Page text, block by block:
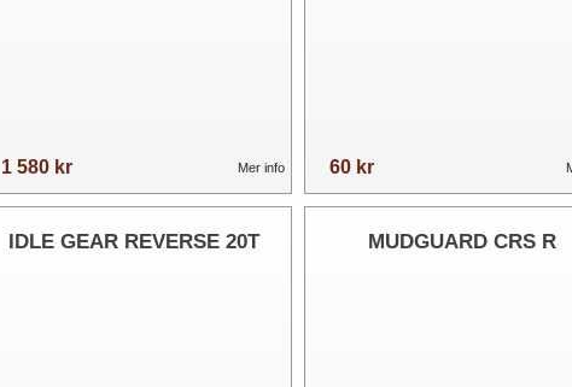
1 580 kr Mer info 60 kr
IDLE GEAR REVERSE 20T MUDGUARD CRS R